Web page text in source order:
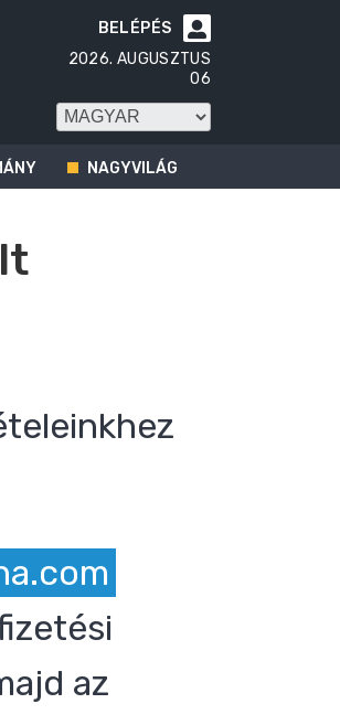

BELÉPÉS
2026. AUGUSZTUS
06
NAGYVILÁG
az